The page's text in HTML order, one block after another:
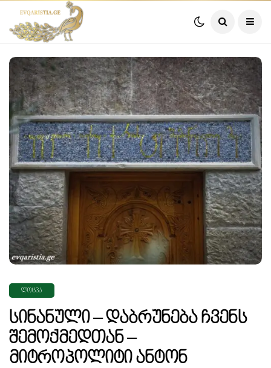
ᲚᲝᲪᲕᲐ
Სინანული – Დაბრუნება Ჩვენს
Შემოქმედთან –
Მიტროპოლიტი Ანტონ